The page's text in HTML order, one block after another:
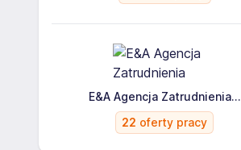
E&A Agencja Zatrudnienia...
22 oferty pracy